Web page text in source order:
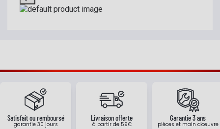
Satisfait ou remboursé
garantie 30 jours
Livraison offerte
à partir de 59€
Garantie 3 ans
pièces et main d'oeuvre